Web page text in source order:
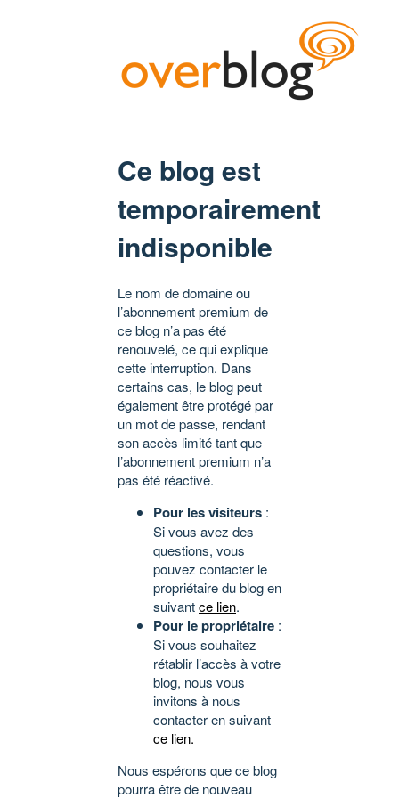
Ce blog est
temporairement
indisponible
Le nom de domaine ou
l’abonnement premium de
ce blog n’a pas été
renouvelé, ce qui explique
cette interruption. Dans
certains cas, le blog peut
également être protégé par
un mot de passe, rendant
son accès limité tant que
l’abonnement premium n’a
pas été réactivé.
Pour les visiteurs :
Si vous avez des
questions, vous
pouvez contacter le
propriétaire du blog en
suivantce lien.
Pour le propriétaire :
Si vous souhaitez
rétablir l’accès à votre
blog, nous vous
invitons à nous
contacter en suivant
ce lien.
Nous espérons que ce blog
pourra être de nouveau